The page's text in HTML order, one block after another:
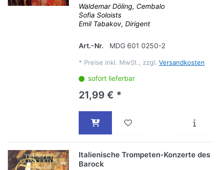
Waldemar Döling, Cembalo
Sofia Soloists
Emil Tabakov, Dirigent
Art.-Nr. MDG 601 0250-2
* Preise inkl. MwSt., zzgl. Versandkosten
sofort lieferbar
21,99 € *
Italienische Trompeten-Konzerte des
Barock